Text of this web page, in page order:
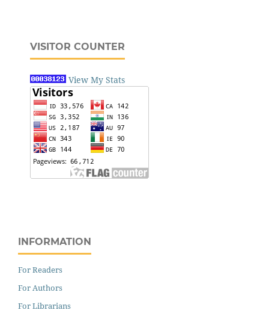
VISITOR COUNTER
View My Stats
INFORMATION
For Readers
For Authors
For Librarians